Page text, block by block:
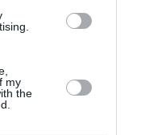
my
the
της.
στη
μαζί
γιατί αυτή
«Αλλά